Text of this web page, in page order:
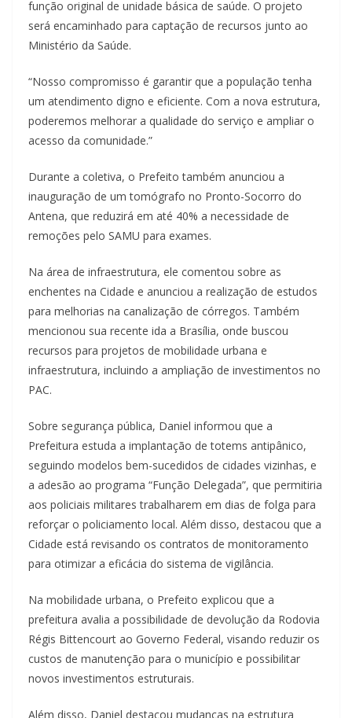
função original de unidade básica de saúde. O projeto
será encaminhado para captação de recursos junto ao
Ministério da Saúde.
“Nosso compromisso é garantir que a população tenha
um atendimento digno e eficiente. Com a nova estrutura,
poderemos melhorar a qualidade do serviço e ampliar o
acesso da comunidade.”
Durante a coletiva, o Prefeito também anunciou a
inauguração de um tomógrafo no Pronto-Socorro do
Antena, que reduzirá em até 40% a necessidade de
remoções pelo SAMU para exames.
Na área de infraestrutura, ele comentou sobre as
enchentes na Cidade e anunciou a realização de estudos
para melhorias na canalização de córregos. Também
mencionou sua recente ida a Brasília, onde buscou
recursos para projetos de mobilidade urbana e
infraestrutura, incluindo a ampliação de investimentos no
PAC.
Sobre segurança pública, Daniel informou que a
Prefeitura estuda a implantação de totems antipânico,
seguindo modelos bem-sucedidos de cidades vizinhas, e
a adesão ao programa “Função Delegada”, que permitiria
aos policiais militares trabalharem em dias de folga para
reforçar o policiamento local. Além disso, destacou que a
Cidade está revisando os contratos de monitoramento
para otimizar a eficácia do sistema de vigilância.
Na mobilidade urbana, o Prefeito explicou que a
prefeitura avalia a possibilidade de devolução da Rodovia
Régis Bittencourt ao Governo Federal, visando reduzir os
custos de manutenção para o município e possibilitar
novos investimentos estruturais.
Além disso, Daniel destacou mudanças na estrutura